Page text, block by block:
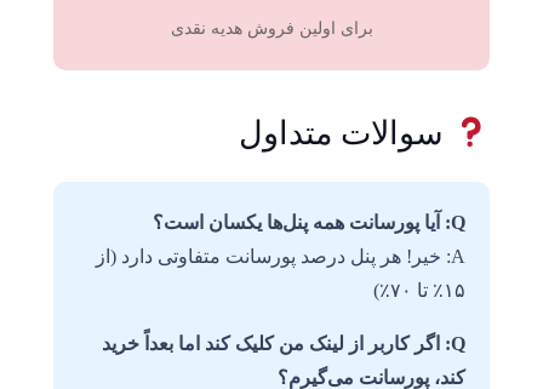
برای اولین فروش هدیه نقدی
سوالات متداول
Q: آیا پورسانت همه پنل‌ها یکسان است؟
A: خیر! هر پنل درصد پورسانت متفاوتی دارد (از
۱۵٪ تا ۷۰٪)
Q: اگر کاربر از لینک من کلیک کند اما بعداً خرید
کند، پورسانت می‌گیرم؟